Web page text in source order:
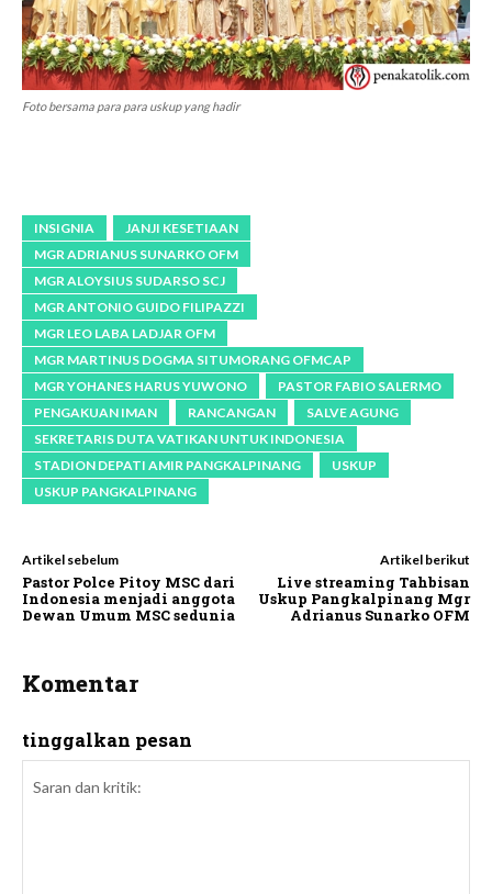
Foto bersama para para uskup yang hadir
INSIGNIA
JANJI KESETIAAN
MGR ADRIANUS SUNARKO OFM
MGR ALOYSIUS SUDARSO SCJ
MGR ANTONIO GUIDO FILIPAZZI
MGR LEO LABA LADJAR OFM
MGR MARTINUS DOGMA SITUMORANG OFMCAP
MGR YOHANES HARUS YUWONO
PASTOR FABIO SALERMO
PENGAKUAN IMAN
RANCANGAN
SALVE AGUNG
SEKRETARIS DUTA VATIKAN UNTUK INDONESIA
STADION DEPATI AMIR PANGKALPINANG
USKUP
USKUP PANGKALPINANG
Artikel sebelum
Pastor Polce Pitoy MSC dari
Indonesia menjadi anggota
Dewan Umum MSC sedunia
Artikel berikut
Live streaming Tahbisan
Uskup Pangkalpinang Mgr
Adrianus Sunarko OFM
Komentar
tinggalkan pesan